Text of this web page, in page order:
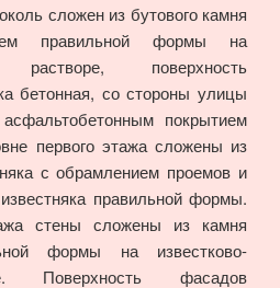
сложен из бутового камня
правильной формы на
растворе, поверхность
бетонная, со стороны улицы
покрытием
первого этажа сложены из
с обрамлением проемов и
правильной формы.
стены сложены из камня
формы на известково-
Поверхность фасадов